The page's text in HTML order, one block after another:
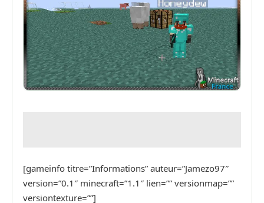
[gameinfo titre=”Informations” auteur=”Jamezo97″
version=”0.1″ minecraft=”1.1″ lien=”” versionmap=””
versiontexture=””]